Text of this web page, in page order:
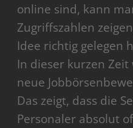
online sind, kann
Zugriffszahlen
Idee richtig gelegen
In dieser kurzen
neue
Das zeigt, dass die
Personaler absolut